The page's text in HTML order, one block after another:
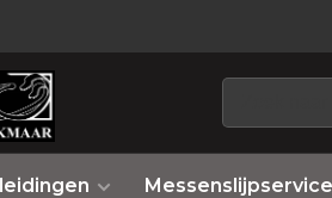
Messenslijpservice